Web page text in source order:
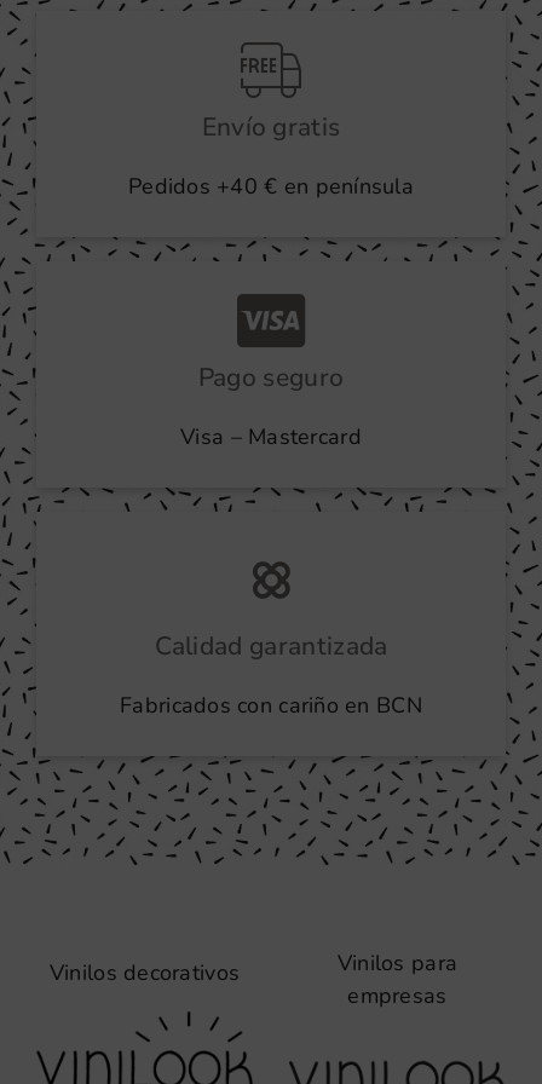
Envío gratis
Pedidos +40 € en península
Pago seguro
Visa – Mastercard
Calidad garantizada
Fabricados con cariño en BCN
Vinilos decorativos
Vinilos para
empresas